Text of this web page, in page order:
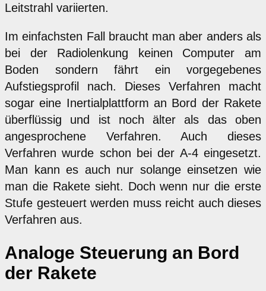
Leitstrahl variierten.
Im einfachsten Fall braucht man aber anders als
bei der Radiolenkung keinen Computer am
Boden sondern fährt ein vorgegebenes
Aufstiegsprofil nach. Dieses Verfahren macht
sogar eine Inertialplattform an Bord der Rakete
überflüssig und ist noch älter als das oben
angesprochene Verfahren. Auch dieses
Verfahren wurde schon bei der A-4 eingesetzt.
Man kann es auch nur solange einsetzen wie
man die Rakete sieht. Doch wenn nur die erste
Stufe gesteuert werden muss reicht auch dieses
Verfahren aus.
Analoge Steuerung an Bord
der Rakete